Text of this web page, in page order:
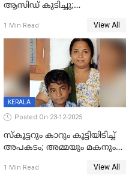
ആസിഡ് കുടിച്ചു;
മരിച്ചു
1 Min Read View All
KERALA
Posted On 23-12-2025
സ്കൂട്ടറും കാറും കൂട്ടിയിടിച്ച്
അപകടം; അമ്മയും മകനും
ഗുരുതരാവസ്ഥയിൽ
1 Min Read View All